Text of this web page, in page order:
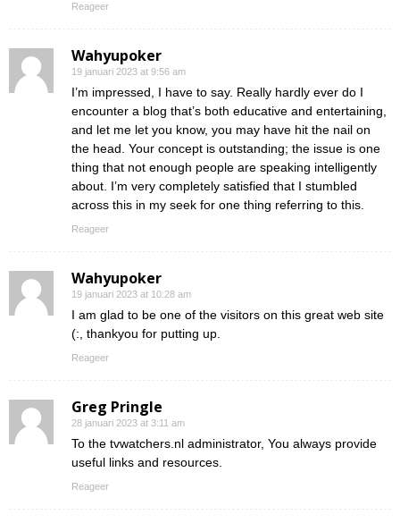
Reageer
Wahyupoker
19 januari 2023 at 9:56 am
I’m impressed, I have to say. Really hardly ever do I
encounter a blog that’s both educative and entertaining,
and let me let you know, you may have hit the nail on
the head. Your concept is outstanding; the issue is one
thing that not enough people are speaking intelligently
about. I’m very completely satisfied that I stumbled
across this in my seek for one thing referring to this.
Reageer
Wahyupoker
19 januari 2023 at 10:28 am
I am glad to be one of the visitors on this great web site
(:, thankyou for putting up.
Reageer
Greg Pringle
28 januari 2023 at 3:11 am
To the tvwatchers.nl administrator, You always provide
useful links and resources.
Reageer